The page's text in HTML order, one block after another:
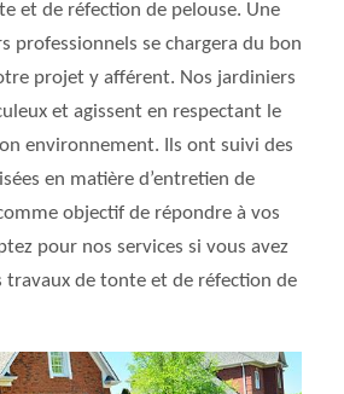
et de réfection de pelouse. Une
professionnels se chargera du bon
projet y afférent. Nos jardiniers
et agissent en respectant le
environnement. Ils ont suivi des
en matière d’entretien de
objectif de répondre à vos
pour nos services si vous avez
travaux de tonte et de réfection de